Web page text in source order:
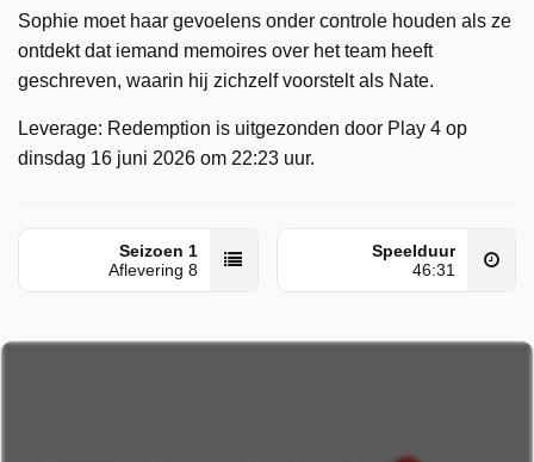
Sophie moet haar gevoelens onder controle houden als ze
ontdekt dat iemand memoires over het team heeft
geschreven, waarin hij zichzelf voorstelt als Nate.
Leverage: Redemption is uitgezonden door Play 4 op
dinsdag 16 juni 2026 om 22:23 uur.
Seizoen 1
Aflevering 8
Speelduur
46:31